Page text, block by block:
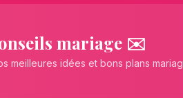
mariage ✉️
meilleures idées et bons plans